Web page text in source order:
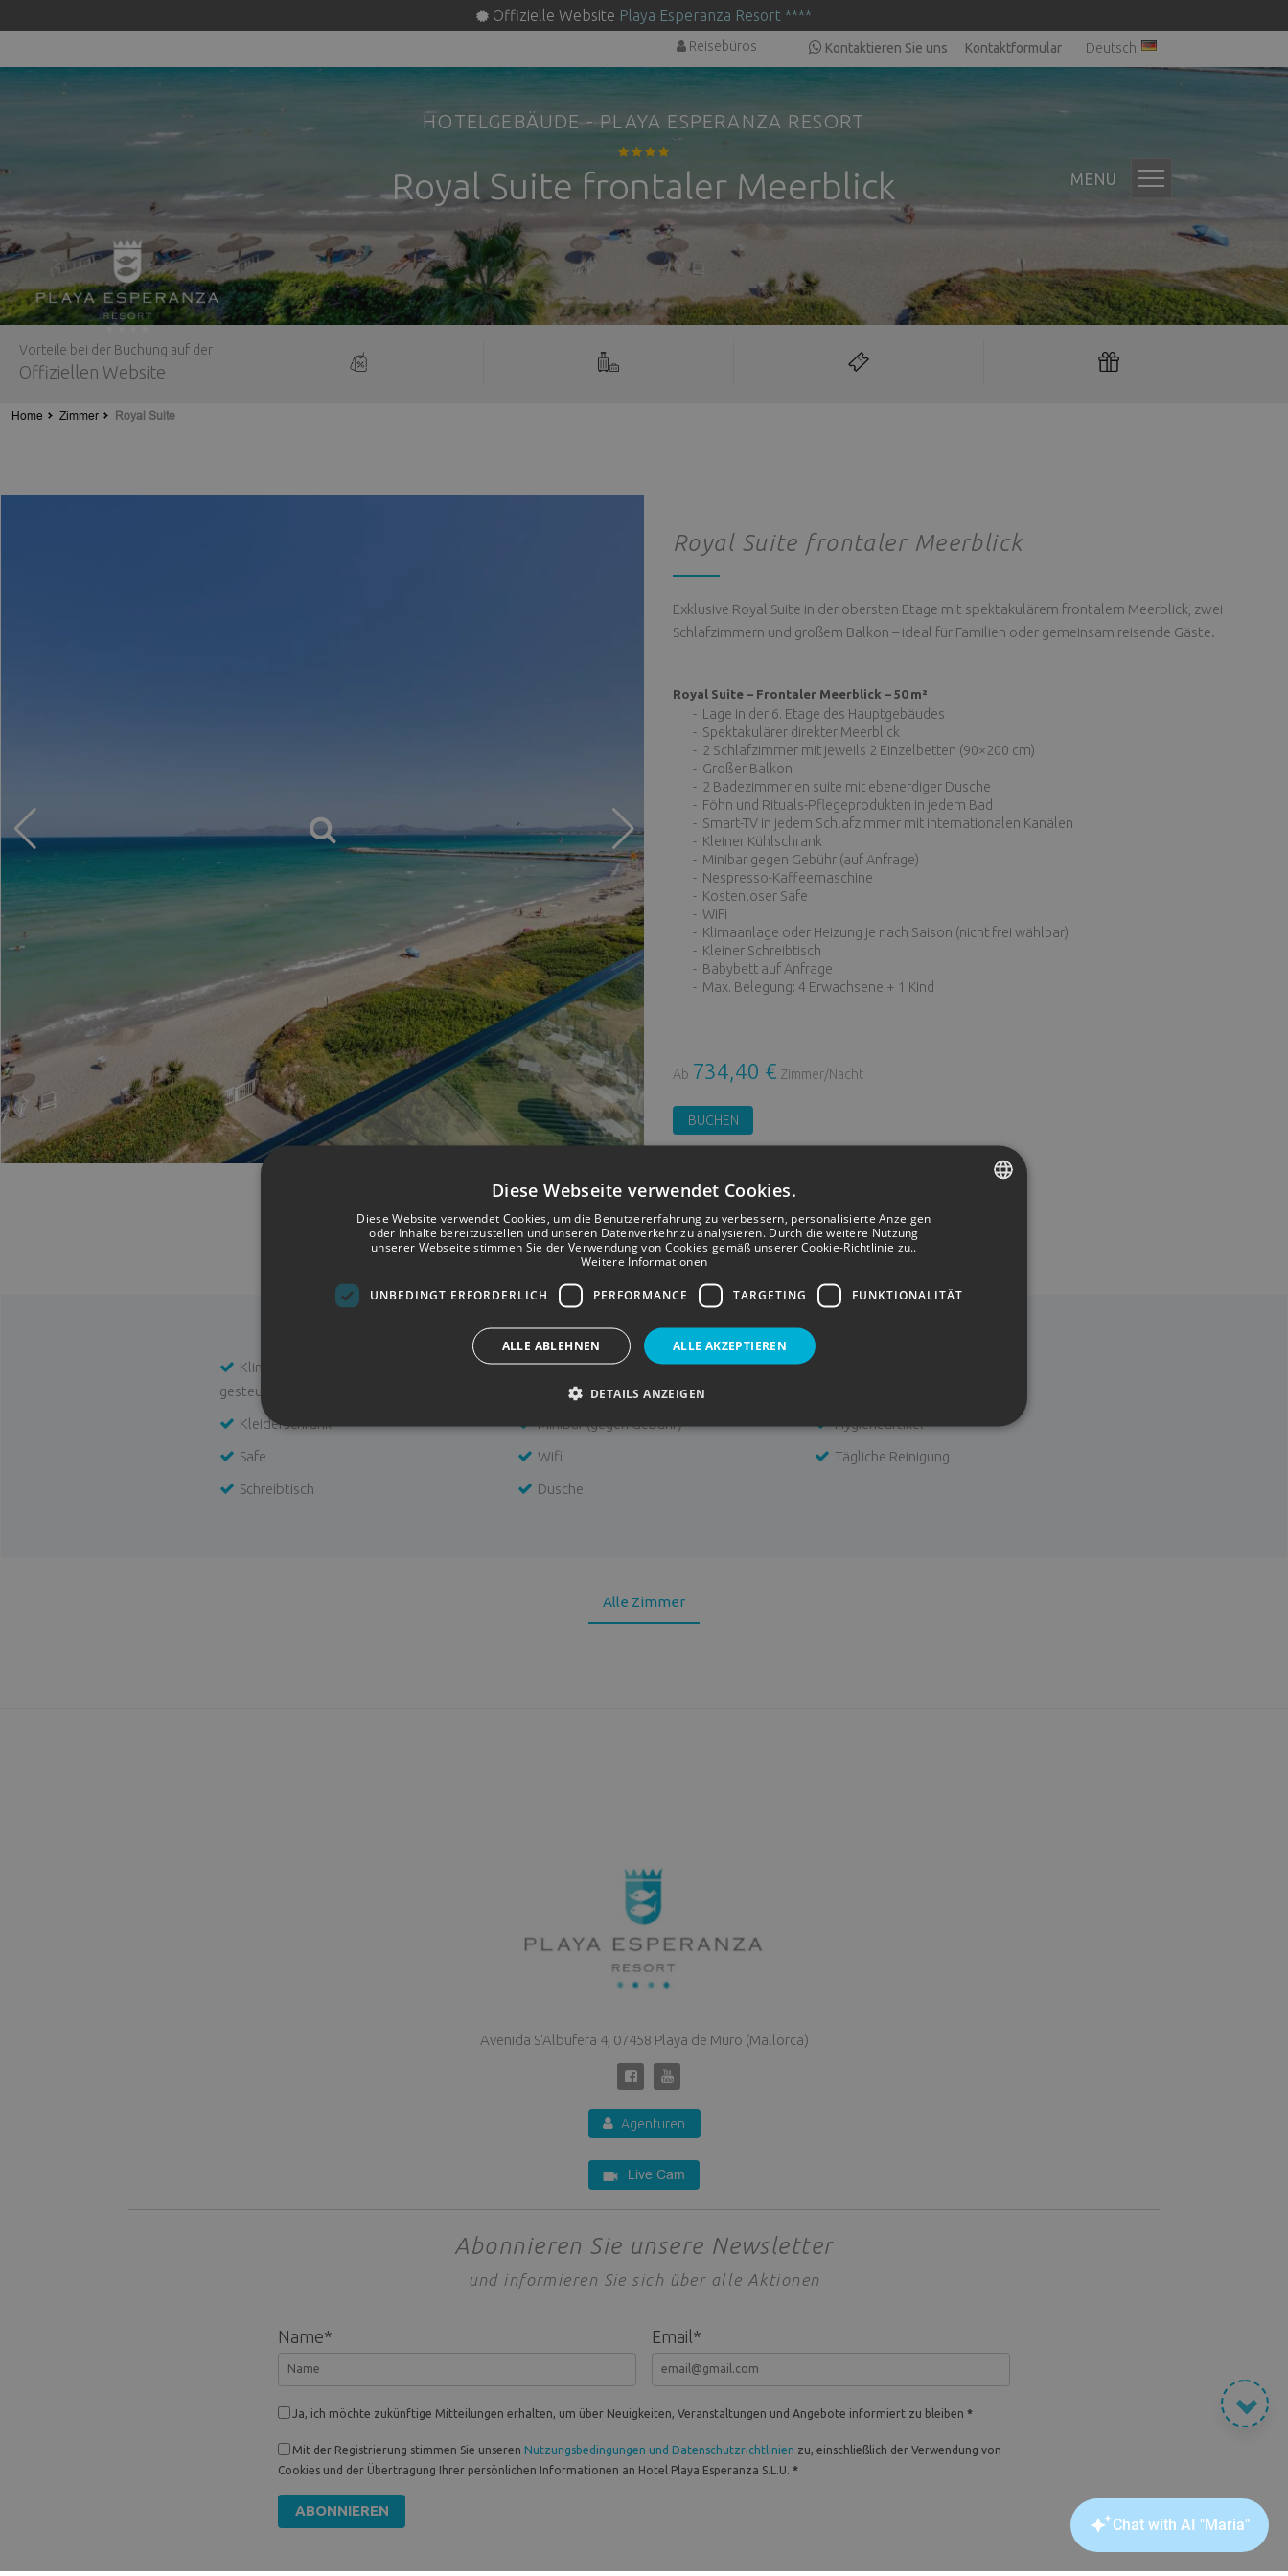
Offizielle Website Playa Esperanza Resort ****
Reisebüros Kontaktieren Sie uns Kontaktformular Deutsch
MENU
HOTELGEBÄUDE - PLAYA ESPERANZA RESORT
Royal Suite frontaler Meerblick
Vorteile bei der Buchung auf der
Offiziellen Website
Home Zimmer Royal Suite
Royal Suite frontaler Meerblick
Exklusive Royal Suite in der obersten Etage mit spektakulärem frontalem Meerblick, zwei
Schlafzimmern und großem Balkon – ideal für Familien oder gemeinsam reisende Gäste.
Royal Suite – Frontaler Meerblick – 50 m²
- Lage in der 6. Etage des Hauptgebäudes
- Spektakulärer direkter Meerblick
- 2 Schlafzimmer mit jeweils 2 Einzelbetten (90×200 cm)
- Großer Balkon
- 2 Badezimmer en suite mit ebenerdiger Dusche
- Föhn und Rituals-Pflegeprodukten in jedem Bad
- Smart-TV in jedem Schlafzimmer mit internationalen Kanälen
- Kleiner Kühlschrank
- Minibar gegen Gebühr (auf Anfrage)
- Nespresso-Kaffeemaschine
- Kostenloser Safe
- WiFi
- Klimaanlage oder Heizung je nach Saison (nicht frei wählbar)
- Kleiner Schreibtisch
- Babybett auf Anfrage
- Max. Belegung: 4 Erwachsene + 1 Kind
Ab 734,40 € Zimmer/Nacht
BUCHEN
Dienstleistungen
Royal Suite frontaler Meerblick
Klimaanlage/Heizung (zentral
gesteuert)
Kleiderschrank
Safe
Schreibtisch
Telefon (gegen Gebühr)
SAT- TV
Minibar (gegen Gebühr)
Wifi
Dusche
Hygieneartikel
Tägliche Reinigung
Alle Zimmer
Avenida S'Albufera 4, 07458 Playa de Muro (Mallorca)
Agenturen
Live Cam
Abonnieren Sie unsere Newsletter
und informieren Sie sich über alle Aktionen
Name* Email *
Ja, ich möchte zukünftige Mitteilungen erhalten, um über Neuigkeiten, Veranstaltungen und Angebote informiert zu bleiben *
Mit der Registrierung stimmen Sie unseren Nutzungsbedingungen und Datenschutzrichtlinien zu, einschließlich der Verwendung von
Cookies und der Übertragung Ihrer persönlichen Informationen an Hotel Playa Esperanza S.L.U. *
ABONNIEREN
Diese Webseite verwendet Cookies.
Diese Website verwendet Cookies, um die Benutzererfahrung zu verbessern, personalisierte Anzeigen
oder Inhalte bereitzustellen und unseren Datenverkehr zu analysieren. Durch die weitere Nutzung
unserer Webseite stimmen Sie der Verwendung von Cookies gemäß unserer Cookie-Richtlinie zu..
Weitere Informationen
UNBEDINGT ERFORDERLICH PERFORMANCE TARGETING FUNKTIONALITÄT
ALLE AKZEPTIEREN
ALLE ABLEHNEN
DETAILS ANZEIGEN